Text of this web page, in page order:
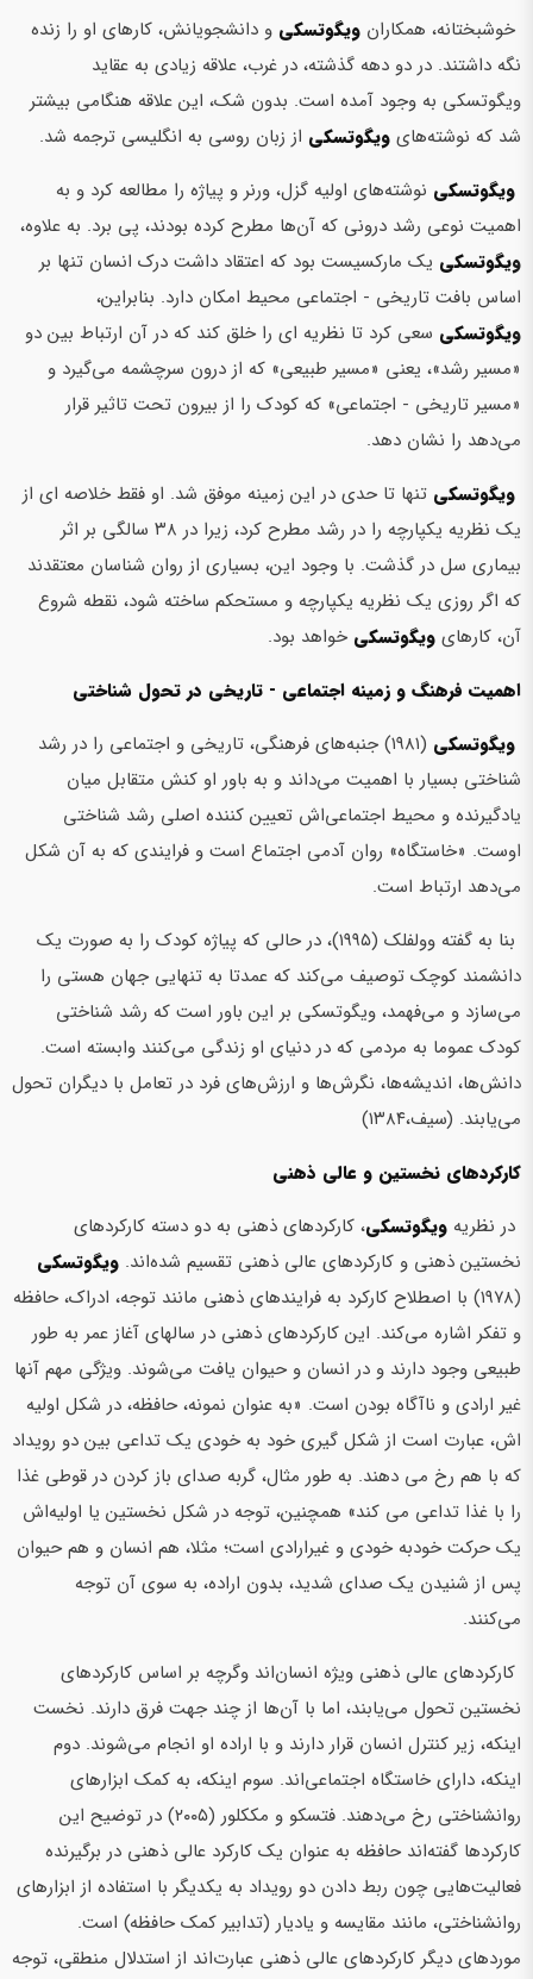
خوشبختانه، همکاران ویگوتسکی و دانشجویانش، کارهای او را زنده
نگه داشتند. در دو دهه گذشته، در غرب، علاقه زیادی به عقاید
ویگوتسکی به وجود آمده است. بدون شک، این علاقه هنگامی بیشتر
شد که نوشته‌های ویگوتسکی از زبان روسی به انگلیسی ترجمه شد.
ویگوتسکی نوشته‌های اولیه گزل، ورنر و پیاژه را مطالعه کرد و به
اهمیت نوعی رشد درونی که آن‌ها مطرح کرده بودند، پی برد. به علاوه،
ویگوتسکی یک مارکسیست بود که اعتقاد داشت درک انسان تنها بر
اساس بافت تاریخی - اجتماعی محیط امکان دارد. بنابراین،
ویگوتسکی سعی کرد تا نظریه ای را خلق کند که در آن ارتباط بین دو
«مسير رشد»، یعنی «مسير طبيعي» که از درون سرچشمه می‌گیرد و
«مسير تاريخي - اجتماعي» که کودک را از بیرون تحت تاثیر قرار
می‌دهد را نشان دهد.
ویگوتسکی تنها تا حدی در این زمینه موفق شد. او فقط خلاصه ای از
یک نظریه یکپارچه را در رشد مطرح کرد، زیرا در ۳۸ سالگی بر اثر
بیماری سل در گذشت. با وجود این، بسیاری از روان شناسان معتقدند
که اگر روزی یک نظریه یکپارچه و مستحکم ساخته شود، نقطه شروع
آن، کارهای ویگوتسکی خواهد بود.
اهمیت فرهنگ و زمینه اجتماعی - تاریخی در تحول شناختی
ویگوتسکی
(۱۹۸۱) جنبه‌های فرهنگی، تاریخی و اجتماعی را در رشد
شناختی بسیار با اهمیت می‌داند و به باور او کنش متقابل میان
یادگیرنده و محیط اجتماعی‌اش تعیین کننده اصلی رشد شناختی
اوست. «خاستگاه» روان آدمی اجتماع است و فرایندی که به آن شکل
می‌دهد ارتباط است.
بنا به گفته وولفلک (۱۹۹۵)، در حالی که پیاژه کودک را به صورت یک
دانشمند کوچک توصیف می‌کند که عمدتا به تنهایی جهان هستی را
می‌سازد و می‌فهمد، ویگوتسکی بر این باور است که رشد شناختی
کودک عموما به مردمی که در دنیای او زندگی می‌کنند وابسته است.
دانش‌ها، اندیشه‌ها، نگرش‌ها و ارزش‌های فرد در تعامل با دیگران تحول
می‌یابند. (سیف،۱۳۸۴)
کارکردهای نخستین و عالی ذهنی
در نظریه ویگوتسکی، کارکردهای ذهنی به دو دسته کارکردهای
نخستین ذهنی و کارکردهای عالی ذهنی تقسیم شده‌اند. ویگوتسکی
(۱۹۷۸) با اصطلاح کارکرد به فرایندهای ذهنی مانند توجه، ادراک، حافظه
و تفکر اشاره می‌کند. این کارکردهای ذهنی در سالهای آغاز عمر به طور
طبیعی وجود دارند و در انسان و حیوان یافت می‌شوند. ویژگی مهم آنها
غیر ارادی و ناآگاه بودن است. «به عنوان نمونه، حافظه، در شکل اوليه
اش، عبارت است از شکل گيري خود به خودي يک تداعي بين دو رويداد
که با هم رخ مي دهند. به طور مثال، گربه صداي باز کردن در قوطي غذا
را با غذا تداعي مي کند» همچنین، توجه در شکل نخستین یا اولیه‌اش
یک حرکت خودبه خودی و غیرارادی است؛ مثلا، هم انسان و هم حیوان
پس از شنیدن یک صدای شدید، بدون اراده، به سوی آن توجه
می‌کنند.
کارکردهای عالی ذهنی ویژه انسان‌اند وگرچه بر اساس کارکردهای
نخستین تحول می‌یابند، اما با آن‌ها از چند جهت فرق دارند. نخست
اینکه، زیر کنترل انسان قرار دارند و با اراده او انجام می‌شوند. دوم
اینکه، دارای خاستگاه اجتماعی‌اند. سوم اینکه، به کمک ابزارهای
روانشناختی رخ می‌دهند. فتسکو و مککلور (۲۰۰۵) در توضیح این
کارکردها گفته‌اند حافظه به عنوان یک کارکرد عالی ذهنی در برگیرنده
فعالیت‌هایی چون ربط دادن دو رویداد به یکدیگر با استفاده از ابزارهای
روانشناختی، مانند مقایسه و یادیار (تدابیر کمک حافظه) است.
موردهای دیگر کارکردهای عالی ذهنی عبارت‌اند از استدلال منطقی، توجه